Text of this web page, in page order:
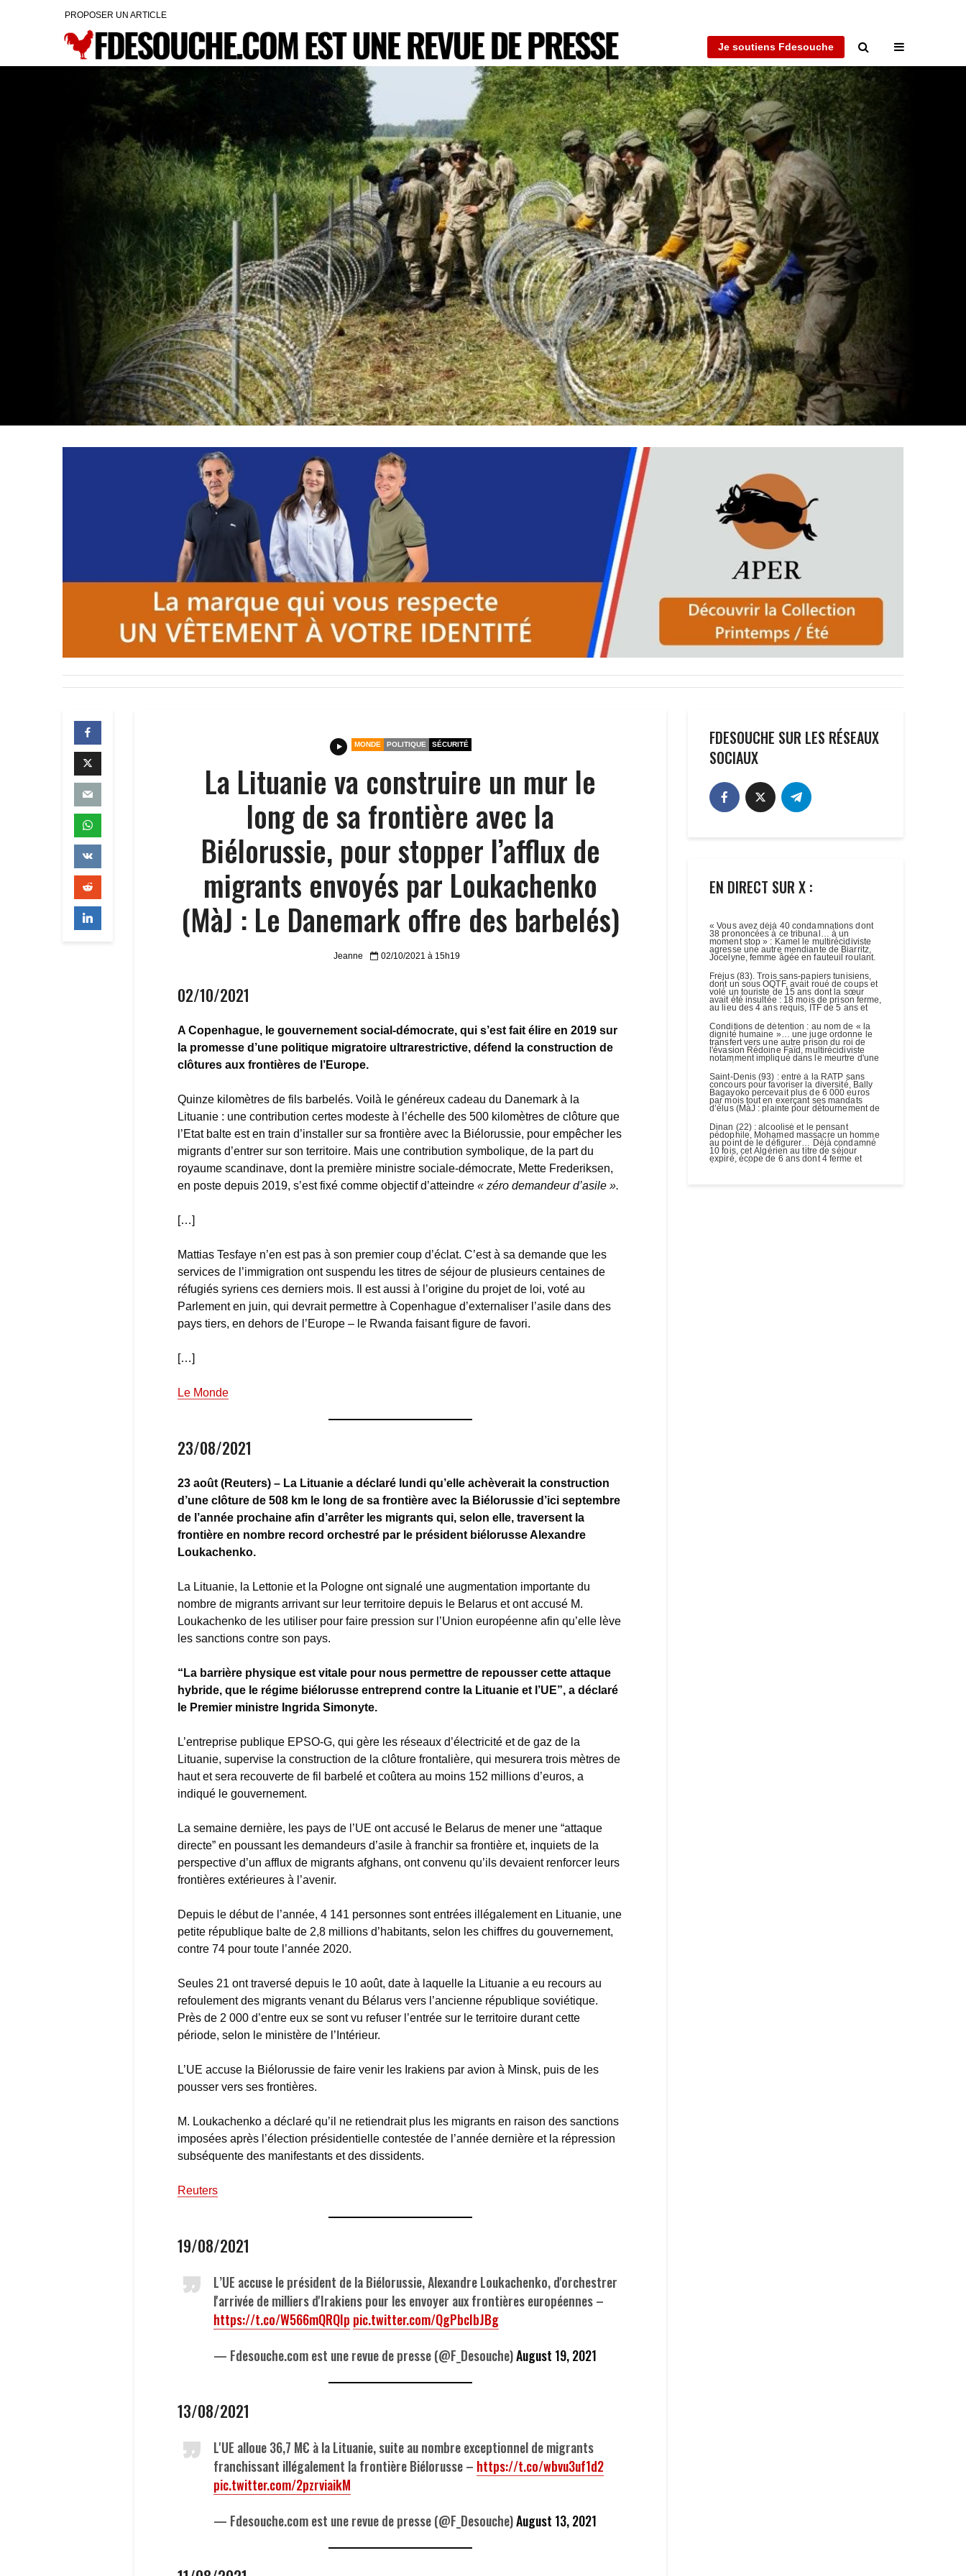
PROPOSER UN ARTICLE
Je soutiens Fdesouche
MONDE POLITIQUE SÉCURITÉ
La Lituanie va construire un mur le
long de sa frontière avec la
Biélorussie, pour stopper l’afflux de
migrants envoyés par Loukachenko
(MàJ : Le Danemark offre des barbelés)
Jeanne 02/10/2021 à 15h19
02/10/2021
A Copenhague, le gouvernement social-démocrate, qui s’est fait élire en 2019 sur
la promesse d’une politique migratoire ultrarestrictive, défend la construction de
clôtures aux frontières de l’Europe.
Quinze kilomètres de fils barbelés. Voilà le généreux cadeau du Danemark à la
Lituanie : une contribution certes modeste à l’échelle des 500 kilomètres de clôture que
l’Etat balte est en train d’installer sur sa frontière avec la Biélorussie, pour empêcher les
migrants d’entrer sur son territoire. Mais une contribution symbolique, de la part du
royaume scandinave, dont la première ministre sociale-démocrate, Mette Frederiksen,
en poste depuis 2019, s’est fixé comme objectif d’atteindre « zéro demandeur d’asile ».
[…]
Mattias Tesfaye n’en est pas à son premier coup d’éclat. C’est à sa demande que les
services de l’immigration ont suspendu les titres de séjour de plusieurs centaines de
réfugiés syriens ces derniers mois. Il est aussi à l’origine du projet de loi, voté au
Parlement en juin, qui devrait permettre à Copenhague d’externaliser l’asile dans des
pays tiers, en dehors de l’Europe – le Rwanda faisant figure de favori.
[…]
Le Monde
23/08/2021
23 août (Reuters) – La Lituanie a déclaré lundi qu’elle achèverait la construction
d’une clôture de 508 km le long de sa frontière avec la Biélorussie d’ici septembre
de l’année prochaine afin d’arrêter les migrants qui, selon elle, traversent la
frontière en nombre record orchestré par le président biélorusse Alexandre
Loukachenko.
La Lituanie, la Lettonie et la Pologne ont signalé une augmentation importante du
nombre de migrants arrivant sur leur territoire depuis le Belarus et ont accusé M.
Loukachenko de les utiliser pour faire pression sur l’Union européenne afin qu’elle lève
les sanctions contre son pays.
“La barrière physique est vitale pour nous permettre de repousser cette attaque
hybride, que le régime biélorusse entreprend contre la Lituanie et l’UE”, a déclaré
le Premier ministre Ingrida Simonyte.
L’entreprise publique EPSO-G, qui gère les réseaux d’électricité et de gaz de la
Lituanie, supervise la construction de la clôture frontalière, qui mesurera trois mètres de
haut et sera recouverte de fil barbelé et coûtera au moins 152 millions d’euros, a
indiqué le gouvernement.
La semaine dernière, les pays de l’UE ont accusé le Belarus de mener une “attaque
directe” en poussant les demandeurs d’asile à franchir sa frontière et, inquiets de la
perspective d’un afflux de migrants afghans, ont convenu qu’ils devaient renforcer leurs
frontières extérieures à l’avenir.
Depuis le début de l’année, 4 141 personnes sont entrées illégalement en Lituanie, une
petite république balte de 2,8 millions d’habitants, selon les chiffres du gouvernement,
contre 74 pour toute l’année 2020.
Seules 21 ont traversé depuis le 10 août, date à laquelle la Lituanie a eu recours au
refoulement des migrants venant du Bélarus vers l’ancienne république soviétique.
Près de 2 000 d’entre eux se sont vu refuser l’entrée sur le territoire durant cette
période, selon le ministère de l’Intérieur.
L’UE accuse la Biélorussie de faire venir les Irakiens par avion à Minsk, puis de les
pousser vers ses frontières.
M. Loukachenko a déclaré qu’il ne retiendrait plus les migrants en raison des sanctions
imposées après l’élection présidentielle contestée de l’année dernière et la répression
subséquente des manifestants et des dissidents.
Reuters
19/08/2021
L’UE accuse le président de la Biélorussie, Alexandre Loukachenko, d'orchestrer
l'arrivée de milliers d'Irakiens pour les envoyer aux frontières européennes –
https://t.co/W566mQRQIp pic.twitter.com/QgPbcIbJBg
— Fdesouche.com est une revue de presse (@F_Desouche)August 19, 2021
13/08/2021
L'UE alloue 36,7 M€ à la Lituanie, suite au nombre exceptionnel de migrants
franchissant illégalement la frontière Biélorusse – https://t.co/wbvu3uf1d2
pic.twitter.com/2pzrviaikM
— Fdesouche.com est une revue de presse (@F_Desouche)August 13, 2021
FDESOUCHE SUR LES RÉSEAUX
SOCIAUX
EN DIRECT SUR X :